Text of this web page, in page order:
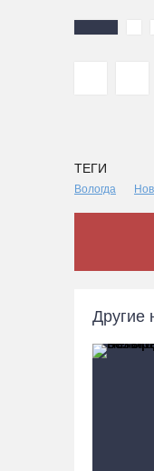
ТЕГИ
Вологда
Другие